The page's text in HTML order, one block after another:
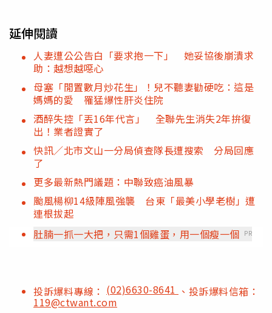
延伸閱讀
人妻遭公公告白「要求抱一下」 她妥協後崩潰求
助：越想越噁心
母塞「閒置數月炒花生」！兒不聽妻勸硬吃：這是
媽媽的愛 罹猛爆性肝炎住院
酒醉失控「丟16年代言」 全聯先生消失2年拚復
出！業者證實了
快訊／北市文山一分局偵查隊長遭搜索 分局回應
了
更多最新熱門議題：中聯致癌油風暴
颱風楊柳14級陣風強襲 台東「最美小學老樹」遭
連根拔起
肚腩一抓一大把，只需1個雞蛋，用一個瘦一個 PR
投訴爆料專線： (02)6630-8641 、投訴爆料信箱：
119@ctwant.com